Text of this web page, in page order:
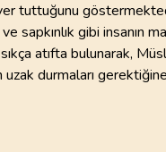
tuttuğunu
sapkınlık gibi insanın
atıfta bulunarak,
durmaları